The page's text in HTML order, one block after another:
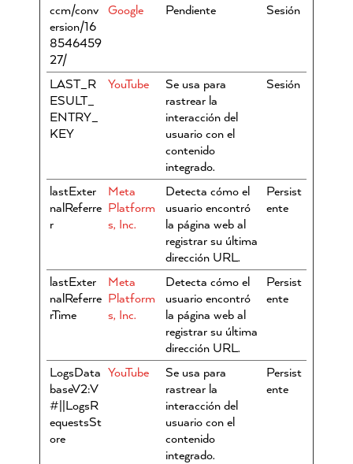
ccm/conv
ersion/16
8546459
27/
Google Pendiente Sesión
LAST_R
ESULT_
ENTRY_
KEY
YouTube
Se usa para
rastrear la
interacción del
usuario con el
contenido
integrado.
Sesión
lastExter
nalReferre
r
Meta
Platform
s, Inc.
Detecta cómo el
usuario encontró
la página web al
registrar su última
dirección URL.
Persist
ente
lastExter
nalReferre
rTime
Meta
Platform
s, Inc.
Detecta cómo el
usuario encontró
la página web al
registrar su última
dirección URL.
Persist
ente
LogsData
baseV2:V
#||LogsR
equestsSt
ore
YouTube
Se usa para
rastrear la
interacción del
usuario con el
contenido
integrado.
Persist
ente